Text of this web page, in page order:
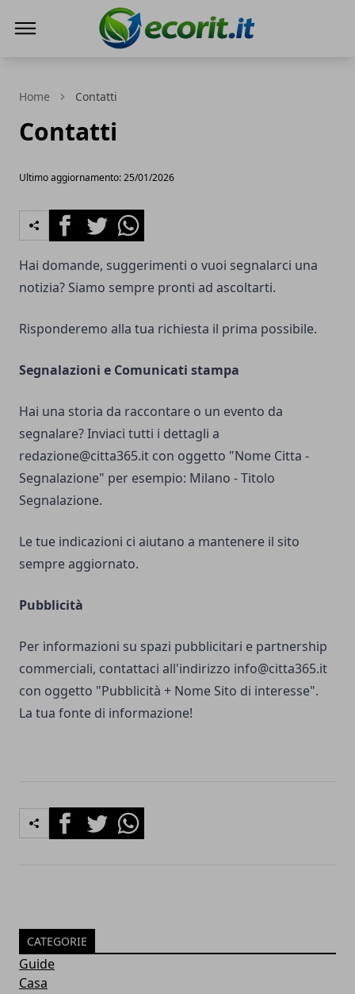
Home Contatti
Contatti
Ultimo aggiornamento: 25/01/2026
FacebookTwitterWhatsapp
Hai domande, suggerimenti o vuoi segnalarci una
notizia? Siamo sempre pronti ad ascoltarti.
Risponderemo alla tua richiesta il prima possibile.
Segnalazioni e Comunicati stampa
Hai una storia da raccontare o un evento da
segnalare? Inviaci tutti i dettagli a
redazione@citta365.it con oggetto "Nome Citta -
Segnalazione" per esempio: Milano - Titolo
Segnalazione.
Le tue indicazioni ci aiutano a mantenere il sito
sempre aggiornato.
Pubblicità
Per informazioni su spazi pubblicitari e partnership
commerciali, contattaci all'indirizzo info@citta365.it
con oggetto "Pubblicità + Nome Sito di interesse".
La tua fonte di informazione!
FacebookTwitterWhatsapp
CATEGORIE
Guide
Casa